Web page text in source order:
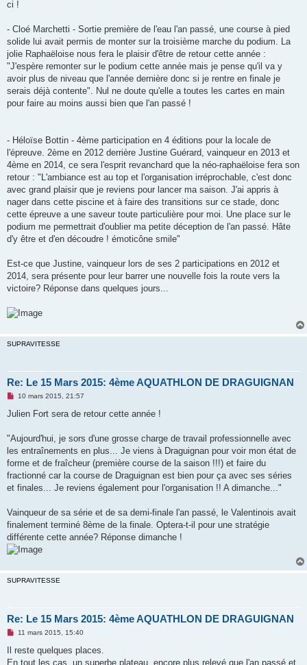
a
n
o
l
u
ci !
- Cloé Marchetti - Sortie première de l'eau l'an passé, une course à pied
solide lui avait permis de monter sur la troisième marche du podium. La
jolie Raphaëloise nous fera le plaisir d'être de retour cette année :
"J'espère remonter sur le podium cette année mais je pense qu'il va y
avoir plus de niveau que l'année dernière donc si je rentre en finale je
serais déjà contente". Nul ne doute qu'elle a toutes les cartes en main
pour faire au moins aussi bien que l'an passé !
- Héloïse Bottin - 4ème participation en 4 éditions pour la locale de
l'épreuve. 2ème en 2012 derrière Justine Guérard, vainqueur en 2013 et
4ème en 2014, ce sera l'esprit revanchard que la néo-raphaëloise fera son
retour : "L'ambiance est au top et l'organisation irréprochable, c'est donc
avec grand plaisir que je reviens pour lancer ma saison. J'ai appris à
nager dans cette piscine et à faire des transitions sur ce stade, donc
cette épreuve a une saveur toute particulière pour moi. Une place sur le
podium me permettrait d'oublier ma petite déception de l'an passé. Hâte
d'y être et d'en découdre ! émoticône smile"
Est-ce que Justine, vainqueur lors de ses 2 participations en 2012 et
2014, sera présente pour leur barrer une nouvelle fois la route vers la
victoire? Réponse dans quelques jours...
SUPRAVITESSE
Re: Le 15 Mars 2015: 4ème AQUATHLON DE DRAGUIGNAN
M
s
g
n
o
l
u
10 mars 2015, 21:57
Julien Fort sera de retour cette année !
"Aujourd'hui, je sors d'une grosse charge de travail professionnelle avec
les entraînements en plus... Je viens à Draguignan pour voir mon état de
forme et de fraîcheur (première course de la saison !!!) et faire du
fractionné car la course de Draguignan est bien pour ça avec ses séries
et finales... Je reviens également pour l'organisation !! A dimanche..."
Vainqueur de sa série et de sa demi-finale l'an passé, le Valentinois avait
finalement terminé 8ème de la finale. Optera-t-il pour une stratégie
différente cette année? Réponse dimanche !
SUPRAVITESSE
Re: Le 15 Mars 2015: 4ème AQUATHLON DE DRAGUIGNAN
M
s
11 mars 2015, 15:40
Il reste quelques places.
En tout les cas, un superbe plateau, encore plus relevé que l'an passé et